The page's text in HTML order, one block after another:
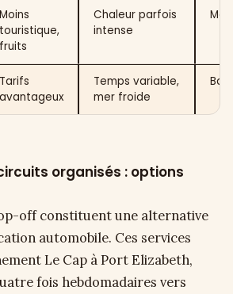
Moins
touristique,
fruits
Chaleur parfois
intense
Tarifs
avantageux
Temps variable,
mer froide
Bas
organisés : options
off constituent une alternative
automobile. Ces services
Le Cap à Port Elizabeth,
fois hebdomadaires vers